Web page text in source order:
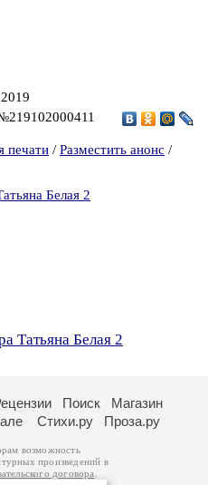
печати / Разместить анонс /
Белая 2
Татьяна Белая 2
Поиск
Магазин
Стихи.ру Проза.ру
возможность
произведений в
договора